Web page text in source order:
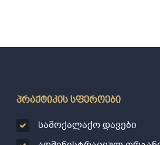
პრაქტიკის სფეროები
სამოქალაქო დავები